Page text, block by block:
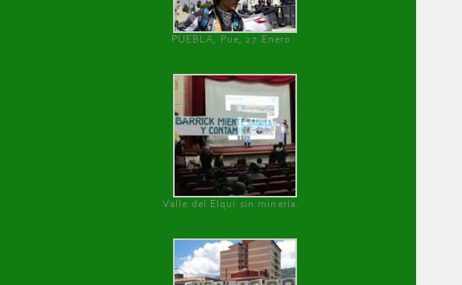
PUEBLA, Pue, 27 Enero
Valle del Elqui sin minería.